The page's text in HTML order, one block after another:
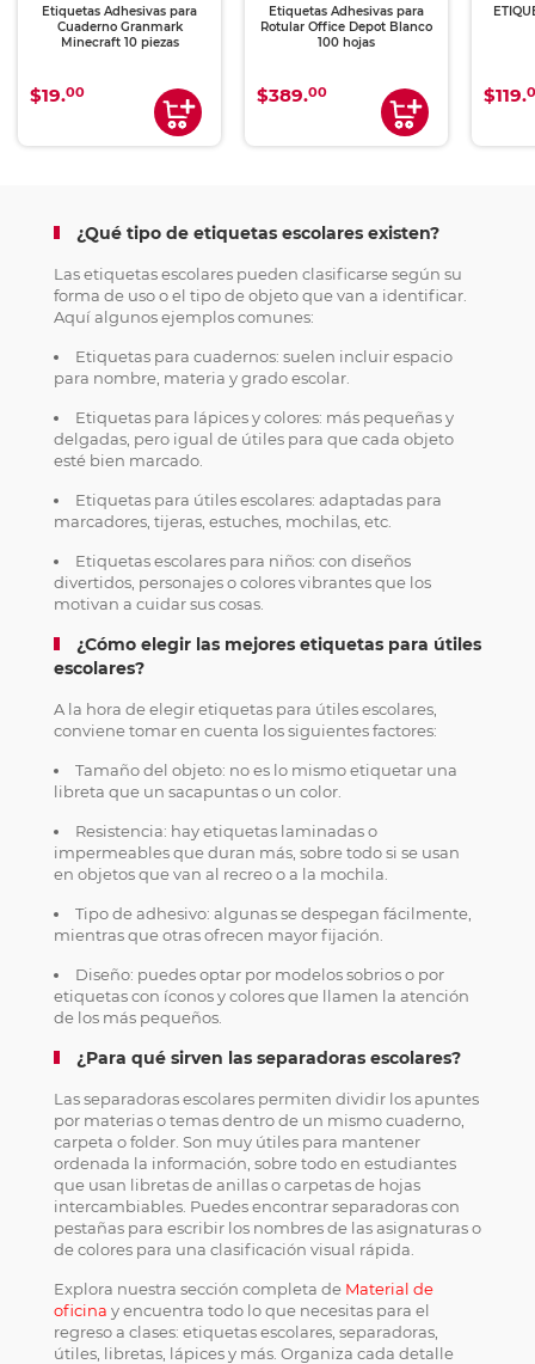
Etiquetas Adhesivas para
Cuaderno Granmark
Minecraft 10 piezas
$19.00
Etiquetas Adhesivas para
Rotular Office Depot Blanco
100 hojas
$389.00 $119.
¿Qué tipo de etiquetas escolares existen?
Las etiquetas escolares pueden clasificarse según su
forma de uso o el tipo de objeto que van a identificar.
Aquí algunos ejemplos comunes:
Etiquetas para cuadernos: suelen incluir espacio
para nombre, materia y grado escolar.
Etiquetas para lápices y colores: más pequeñas y
delgadas, pero igual de útiles para que cada objeto
esté bien marcado.
Etiquetas para útiles escolares: adaptadas para
marcadores, tijeras, estuches, mochilas, etc.
Etiquetas escolares para niños: con diseños
divertidos, personajes o colores vibrantes que los
motivan a cuidar sus cosas.
¿Cómo elegir las mejores etiquetas para útiles
escolares?
A la hora de elegir etiquetas para útiles escolares,
conviene tomar en cuenta los siguientes factores:
Tamaño del objeto: no es lo mismo etiquetar una
libreta que un sacapuntas o un color.
Resistencia: hay etiquetas laminadas o
impermeables que duran más, sobre todo si se usan
en objetos que van al recreo o a la mochila.
Tipo de adhesivo: algunas se despegan fácilmente,
mientras que otras ofrecen mayor fijación.
Diseño: puedes optar por modelos sobrios o por
etiquetas con íconos y colores que llamen la atención
de los más pequeños.
¿Para qué sirven las separadoras escolares?
Las separadoras escolares permiten dividir los apuntes
por materias o temas dentro de un mismo cuaderno,
carpeta o folder. Son muy útiles para mantener
ordenada la información, sobre todo en estudiantes
que usan libretas de anillas o carpetas de hojas
intercambiables. Puedes encontrar separadoras con
pestañas para escribir los nombres de las asignaturas o
de colores para una clasificación visual rápida.
Explora nuestra sección completa de Material de
oficina y encuentra todo lo que necesitas para el
regreso a clases: etiquetas escolares, separadoras,
útiles, libretas, lápices y más. Organiza cada detalle